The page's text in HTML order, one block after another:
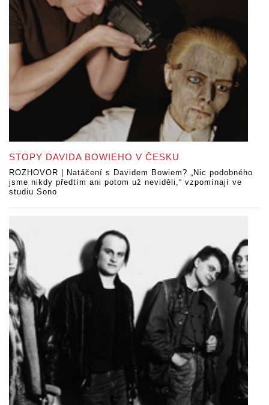
STOPY DAVIDA BOWIEHO V ČESKU
ROZHOVOR | Natáčení s Davidem Bowiem? „Nic podobného
jsme nikdy předtím ani potom už neviděli,“ vzpomínají ve
studiu Sono